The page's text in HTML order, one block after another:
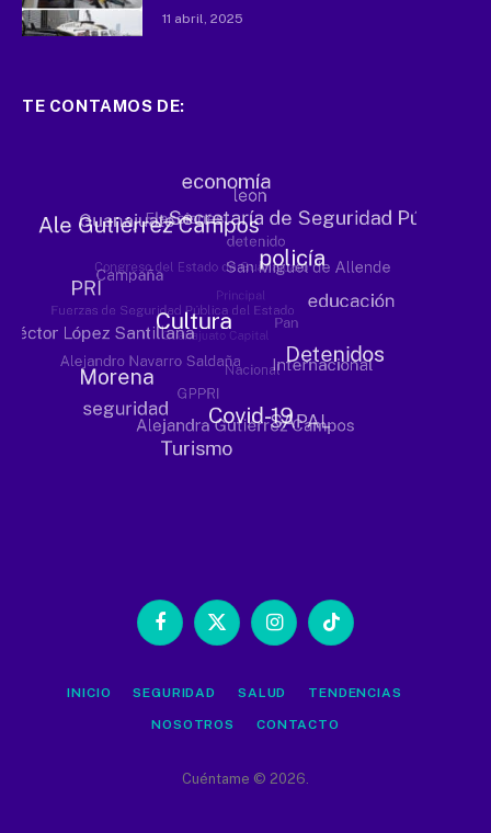
11 abril, 2025
TE CONTAMOS DE:
Facebook
X
InstagramTikTok
INICIO SEGURIDAD SALUD TENDENCIAS
NOSOTROS CONTACTO
Cuéntame © 2026.